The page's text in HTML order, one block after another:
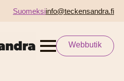
Suomeksiinfo@teckensandra.fi
Webbutik